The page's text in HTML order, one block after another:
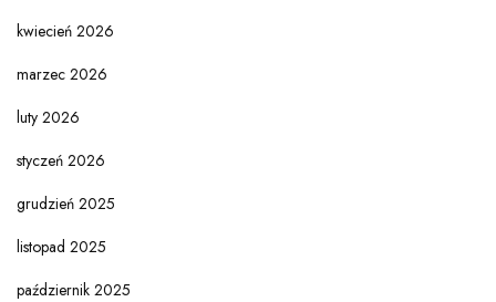
kwiecień 2026
marzec 2026
luty 2026
styczeń 2026
grudzień 2025
listopad 2025
październik 2025